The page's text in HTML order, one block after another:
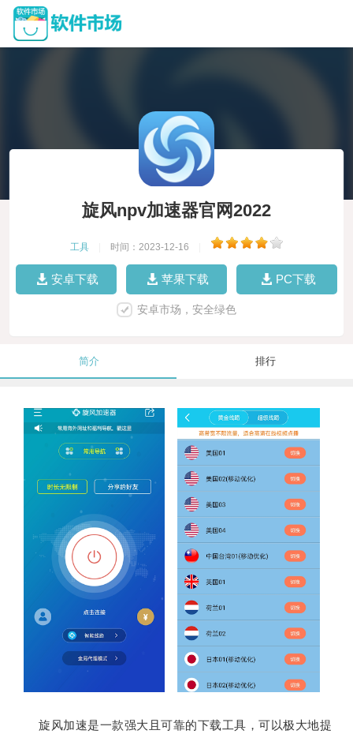
旋风npv加速器官网2022
工具 时间：2023-12-16
安卓下载 苹果下载 PC下载
安卓市场，安全绿色
简介 排行
旋风加速是一款强大且可靠的下载工具，可以极大地提